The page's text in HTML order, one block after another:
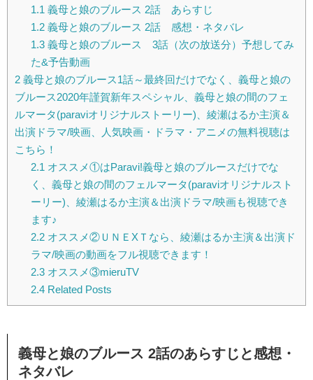
1.1 義母と娘のブルース 2話 あらすじ
1.2義母と娘のブルース 2話 感想・ネタバレ
1.3義母と娘のブルース 3話（次の放送分）予想してみ
た&予告動画
2 義母と娘のブルース1話～最終回だけでなく、義母と娘の
ブルース2020年謹賀新年スペシャル、義母と娘の間のフェ
ルマータ(paraviオリジナルストーリー)、綾瀬はるか主演＆
出演ドラマ/映画、人気映画・ドラマ・アニメの無料視聴は
こちら！
2.1 オススメ①はParavi!義母と娘のブルースだけでな
く、義母と娘の間のフェルマータ(paraviオリジナルスト
ーリー)、綾瀬はるか主演＆出演ドラマ/映画も視聴でき
ます♪
2.2オススメ②ＵＮＥXＴなら、綾瀬はるか主演＆出演ド
ラマ/映画の動画をフル視聴できます！
2.3オススメ③mieruTV
2.4Related Posts
義母と娘のブルース 2話のあらすじと感想・
ネタバレ